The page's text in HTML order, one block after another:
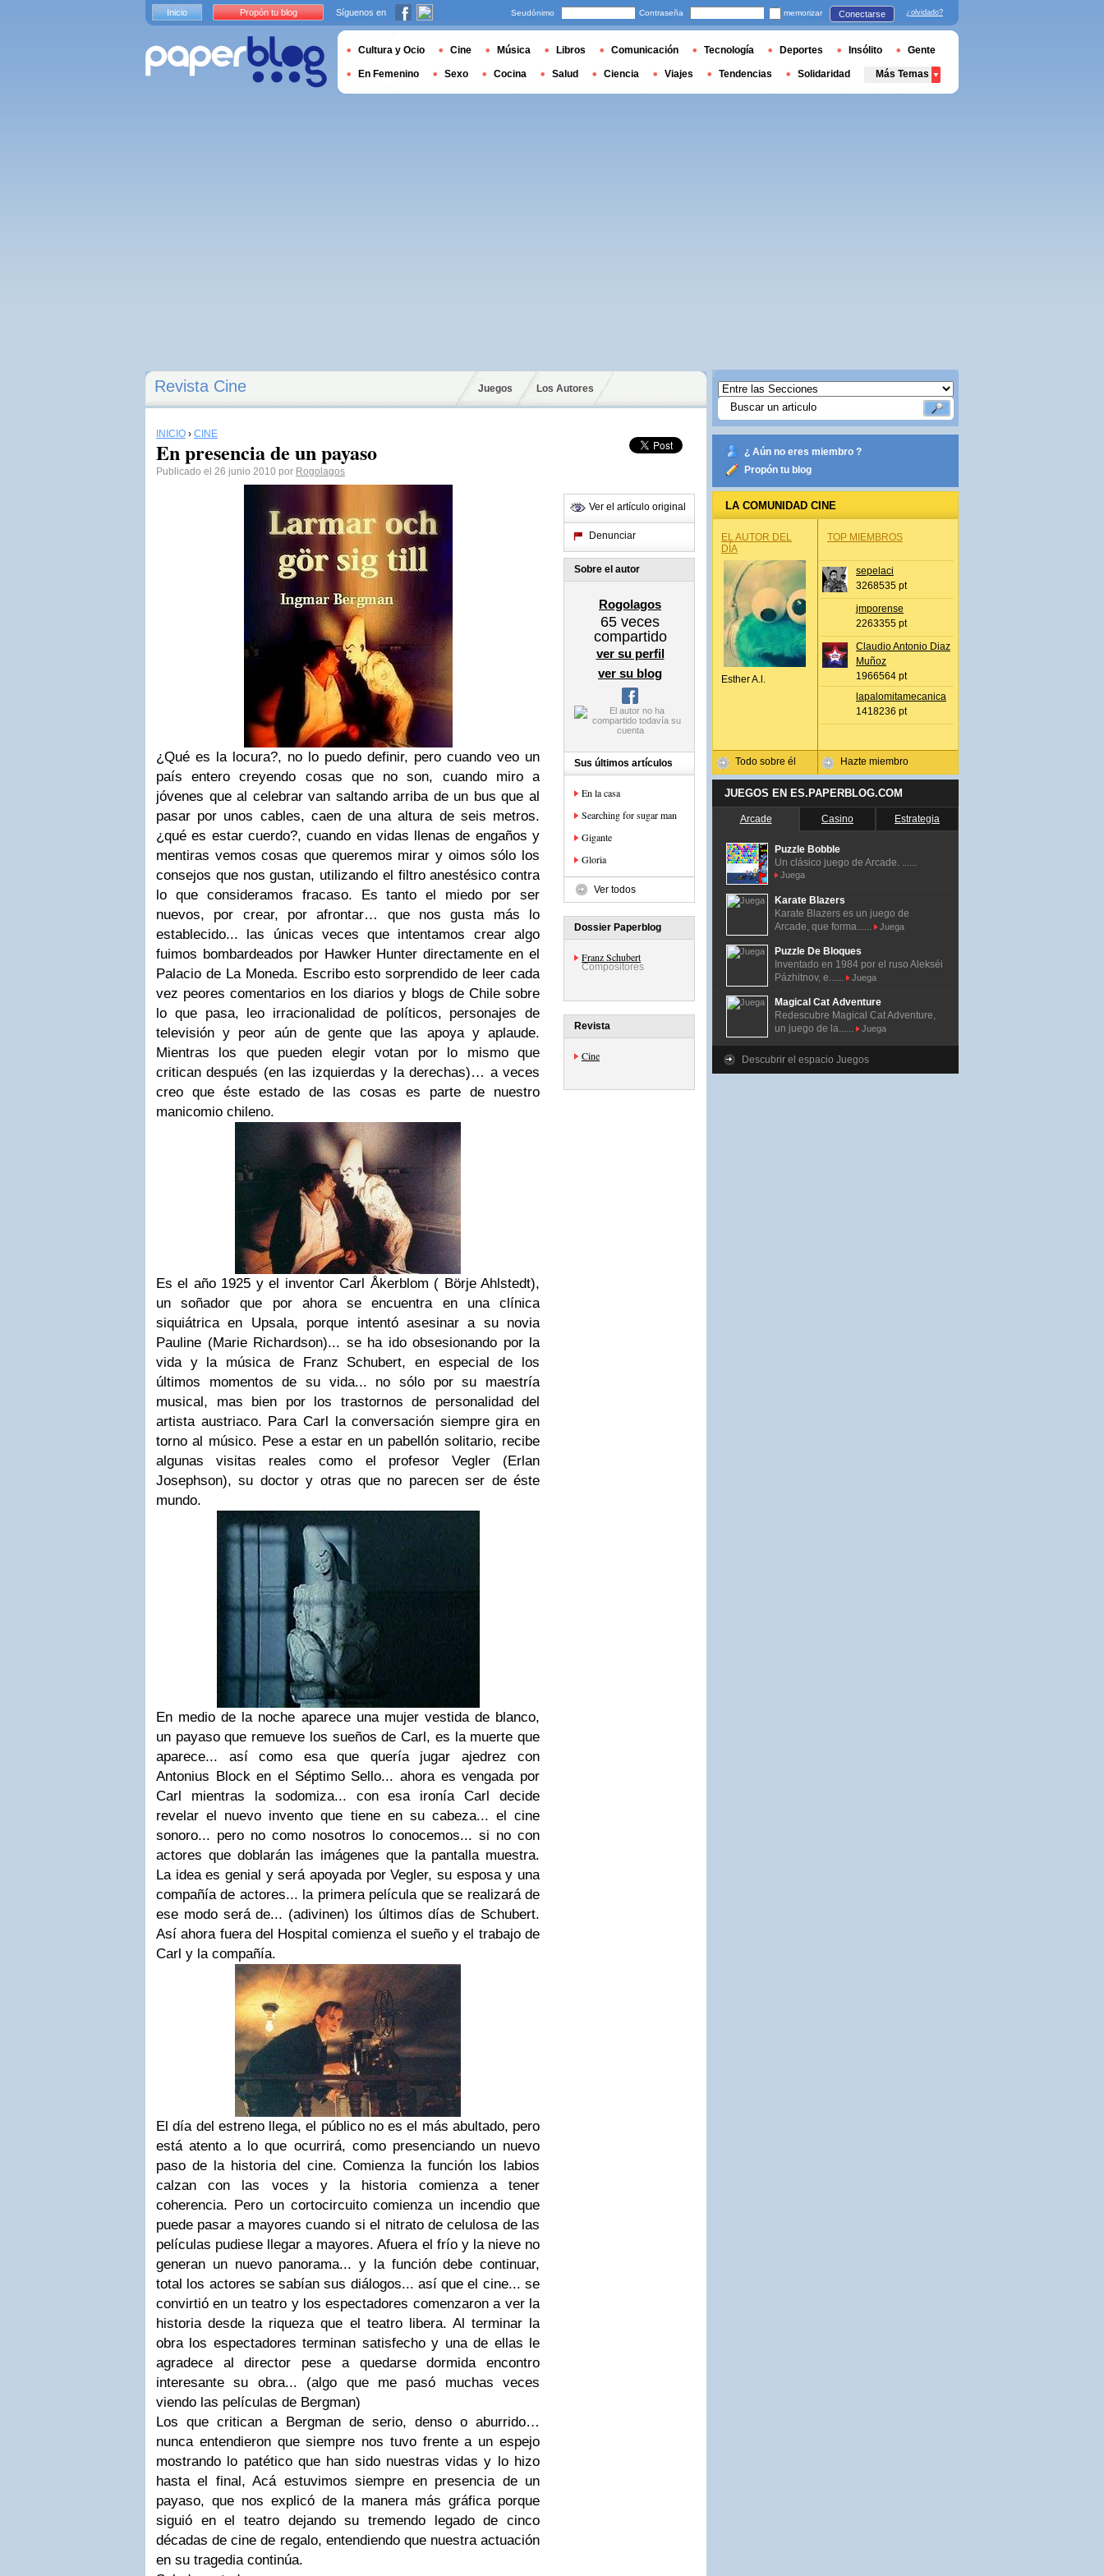
Revista Cine Juegos Los Autores
INICIO › CINE
En presencia de un payaso
Publicado el 26 junio 2010 por Rogolagos
¿Qué es la locura?, no lo puedo definir, pero cuando veo un
país entero creyendo cosas que no son, cuando miro a
jóvenes que al celebrar van saltando arriba de un bus que al
pasar por unos cables, caen de una altura de seis metros.
¿qué es estar cuerdo?, cuando en vidas llenas de engaños y
mentiras vemos cosas que queremos mirar y oimos sólo los
consejos que nos gustan, utilizando el filtro anestésico contra
lo que consideramos fracaso. Es tanto el miedo por ser
nuevos, por crear, por afrontar… que nos gusta más lo
establecido... las únicas veces que intentamos crear algo
fuimos bombardeados por Hawker Hunter directamente en el
Palacio de La Moneda. Escribo esto sorprendido de leer cada
vez peores comentarios en los diarios y blogs de Chile sobre
lo que pasa, leo irracionalidad de políticos, personajes de
televisión y peor aún de gente que las apoya y aplaude.
Mientras los que pueden elegir votan por lo mismo que
critican después (en las izquierdas y la derechas)… a veces
creo que éste estado de las cosas es parte de nuestro
manicomio chileno.
Es el año 1925 y el inventor Carl Åkerblom ( Börje Ahlstedt),
un soñador que por ahora se encuentra en una clínica
siquiátrica en Upsala, porque intentó asesinar a su novia
Pauline (Marie Richardson)... se ha ido obsesionando por la
vida y la música de Franz Schubert, en especial de los
últimos momentos de su vida... no sólo por su maestría
musical, mas bien por los trastornos de personalidad del
artista austriaco. Para Carl la conversación siempre gira en
torno al músico. Pese a estar en un pabellón solitario, recibe
algunas visitas reales como el profesor Vegler (Erlan
Josephson), su doctor y otras que no parecen ser de éste
mundo.
En medio de la noche aparece una mujer vestida de blanco,
un payaso que remueve los sueños de Carl, es la muerte que
aparece... así como esa que quería jugar ajedrez con
Antonius Block en el Séptimo Sello... ahora es vengada por
Carl mientras la sodomiza... con esa ironía Carl decide
revelar el nuevo invento que tiene en su cabeza... el cine
sonoro... pero no como nosotros lo conocemos... si no con
actores que doblarán las imágenes que la pantalla muestra.
La idea es genial y será apoyada por Vegler, su esposa y una
compañía de actores... la primera película que se realizará de
ese modo será de... (adivinen) los últimos días de Schubert.
Así ahora fuera del Hospital comienza el sueño y el trabajo de
Carl y la compañía.
El día del estreno llega, el público no es el más abultado, pero
está atento a lo que ocurrirá, como presenciando un nuevo
paso de la historia del cine. Comienza la función los labios
calzan con las voces y la historia comienza a tener
coherencia. Pero un cortocircuito comienza un incendio que
puede pasar a mayores cuando si el nitrato de celulosa de las
películas pudiese llegar a mayores. Afuera el frío y la nieve no
generan un nuevo panorama... y la función debe continuar,
total los actores se sabían sus diálogos... así que el cine... se
convirtió en un teatro y los espectadores comenzaron a ver la
historia desde la riqueza que el teatro libera. Al terminar la
obra los espectadores terminan satisfecho y una de ellas le
agradece al director pese a quedarse dormida encontro
interesante su obra... (algo que me pasó muchas veces
viendo las películas de Bergman)
Los que critican a Bergman de serio, denso o aburrido…
nunca entendieron que siempre nos tuvo frente a un espejo
mostrando lo patético que han sido nuestras vidas y lo hizo
hasta el final, Acá estuvimos siempre en presencia de un
payaso, que nos explicó de la manera más gráfica porque
siguió en el teatro dejando su tremendo legado de cinco
décadas de cine de regalo, entendiendo que nuestra actuación
en su tragedia continúa.
Ver el artículo original
Denunciar
Sobre el autor
Rogolagos
65 veces
compartido
ver su perfil
ver su blog
Sus últimos artículos
En la casa
Searching for sugar man
Gigante
Gloria
Ver todos
Dossier Paperblog
Franz Schubert
Compositores
Revista
Cine
¿ Aún no eres miembro ?
Propón tu blog
LA COMUNIDAD CINE
EL AUTOR DEL
DÍA
Esther A.l.
Todo sobre él
TOP MIEMBROS
sepelaci
3268535 pt
jmporense
2263355 pt
Claudio Antonio Diaz
Muñoz
1966564 pt
lapalomitamecanica
1418236 pt
Hazte miembro
JUEGOS EN ES.PAPERBLOG.COM
Arcade Casino Estrategia
Puzzle Bobble
Un clásico juego de Arcade. ......
Juega
Karate Blazers
Karate Blazers es un juego de
Arcade, que forma......
Juega
Puzzle De Bloques
Inventado en 1984 por el ruso Alekséi
Pázhitnov, e......
Juega
Magical Cat Adventure
Redescubre Magical Cat Adventure,
un juego de la......
Juega
Descubrir el espacio Juegos
Inicio Propón tu blog Síguenos en Seudónimo Contraseña memorizar Conectarse ¿olvidado?
Cultura y Ocio Cine Música Libros Comunicación Tecnología Deportes Insólito Gente
En Femenino Sexo Cocina Salud Ciencia Viajes Tendencias Solidaridad Más Temas